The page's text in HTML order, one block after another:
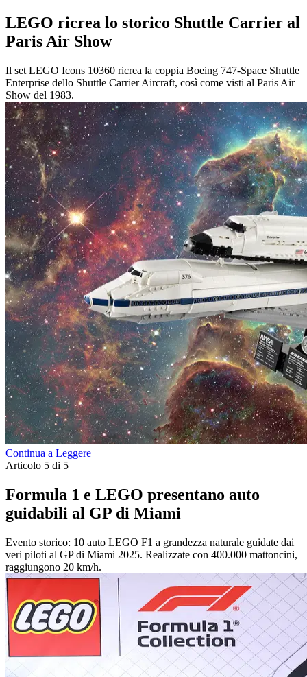
LEGO ricrea lo storico Shuttle Carrier al
Paris Air Show
Il set LEGO Icons 10360 ricrea la coppia Boeing 747-Space Shuttle
Enterprise dello Shuttle Carrier Aircraft, così come visti al Paris Air
Show del 1983.
Continua a Leggere
Articolo 5 di 5
Formula 1 e LEGO presentano auto
guidabili al GP di Miami
Evento storico: 10 auto LEGO F1 a grandezza naturale guidate dai
veri piloti al GP di Miami 2025. Realizzate con 400.000 mattoncini,
raggiungono 20 km/h.